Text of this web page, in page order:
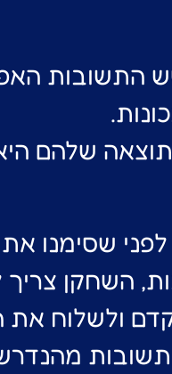
התשובות
שלהם היא
שסימנו
השחקן
ולשלוח את